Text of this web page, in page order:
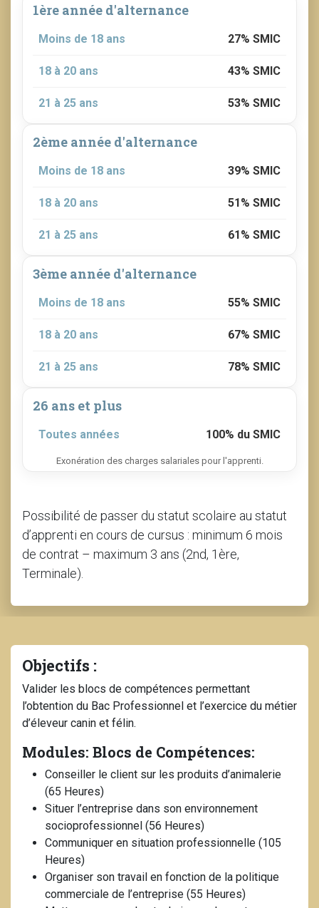
1ère année d'alternance
Moins de 18 ans 27% SMIC
18 à 20 ans 43% SMIC
21 à 25 ans 53% SMIC
2ème année d'alternance
Moins de 18 ans 39% SMIC
18 à 20 ans 51% SMIC
21 à 25 ans 61% SMIC
3ème année d'alternance
Moins de 18 ans 55% SMIC
18 à 20 ans 67% SMIC
21 à 25 ans 78% SMIC
26 ans et plus
Toutes années 100% du SMIC
Exonération des charges salariales pour l'apprenti.
Possibilité de passer du statut scolaire au statut
d’apprenti en cours de cursus : minimum 6 mois
de contrat – maximum 3 ans (2nd, 1ère,
Terminale).
Objectifs :
Valider les blocs de compétences permettant
l’obtention du Bac Professionnel et l’exercice du métier
d’éleveur canin et félin.
Modules: Blocs de Compétences:
Conseiller le client sur les produits d’animalerie
(65 Heures)
Situer l’entreprise dans son environnement
socioprofessionnel (56 Heures)
Communiquer en situation professionnelle (105
Heures)
Organiser son travail en fonction de la politique
commerciale de l’entreprise (55 Heures)